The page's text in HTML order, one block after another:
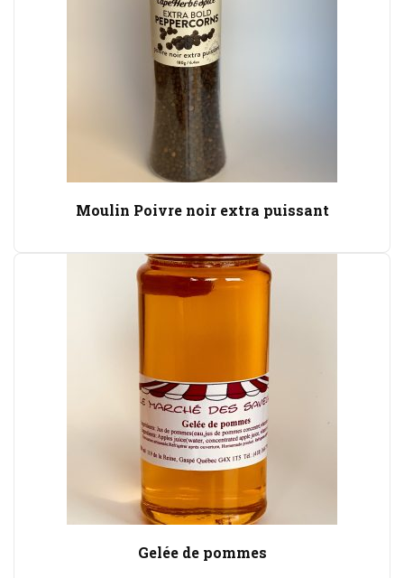
Moulin Poivre noir extra puissant
Gelée de pommes